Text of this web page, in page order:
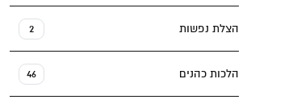
הצלת נפשות 2
הלכות כהנים 46